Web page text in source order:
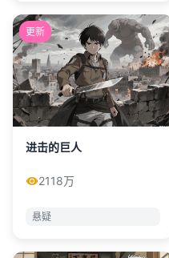
更新
进击的巨人
2118万
悬疑